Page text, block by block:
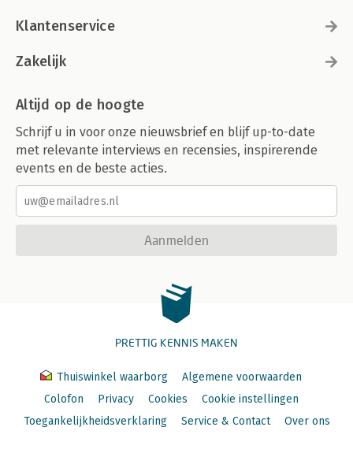
Klantenservice
Zakelijk
Altijd op de hoogte
Schrijf u in voor onze nieuwsbrief en blijf up-to-date
met relevante interviews en recensies, inspirerende
events en de beste acties.
Aanmelden
PRETTIG KENNIS MAKEN
Thuiswinkel waarborg
Algemene voorwaarden
Colofon
Privacy Cookies
Cookie instellingen
Toegankelijkheidsverklaring
Service & Contact Over ons